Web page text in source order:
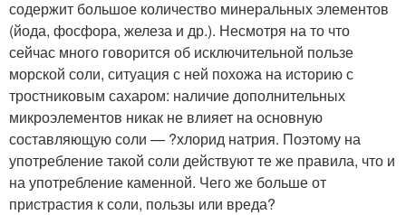
содержит большое количество минеральных элементов
(йода, фосфора, железа и др.). Несмотря на то что
сейчас много говорится об исключительной пользе
морской соли, ситуация с ней похожа на историю с
тростниковым сахаром: наличие дополнительных
микроэлементов никак не влияет на основную
составляющую соли — ?хлорид натрия. Поэтому на
употребление такой соли действуют те же правила, что и
на употребление каменной. Чего же больше от
пристрастия к соли, пользы или вреда?